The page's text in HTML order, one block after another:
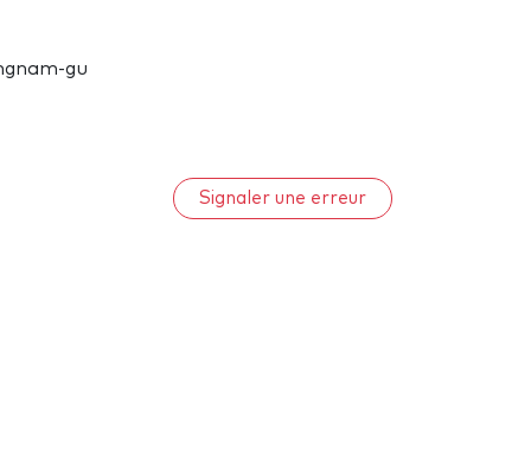
gu
Signaler une erreur